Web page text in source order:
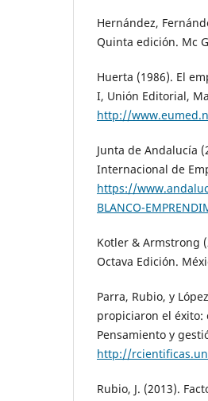
Hernández,
Quinta edición. Mc
Huerta (1986). El
I, Unión Editorial,
http://
Junta de Andalucía
Internacional de
https://
BLANCO-
Kotler & Armstrong
Octava Edición.
Parra, Rubio, y
propiciaron el éxito:
Pensamiento y
http://
Rubio, J. (2013).